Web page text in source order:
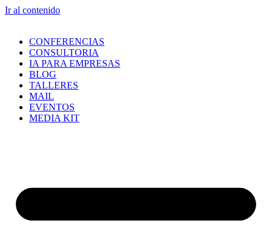
Ir al contenido
CONFERENCIAS
CONSULTORIA
IA PARA EMPRESAS
BLOG
TALLERES
MAIL
EVENTOS
MEDIA KIT